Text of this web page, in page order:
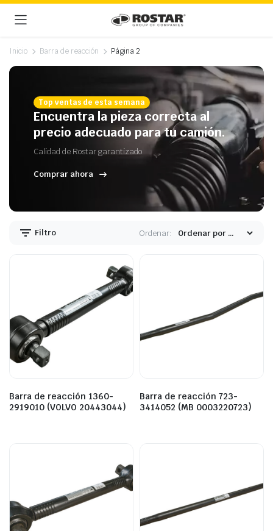
Inicio Barra de reacción Página 2
Top ventas de esta semana
Encuentra la pieza correcta al
precio adecuado para tu camión.
Calidad de Rostar garantizado
Comprar ahora
Filtro Ordenar:
Barra de reacción 1360-
2919010 (VOLVO 20443044)
Barra de reacción 723-
3414052 (MB 0003220723)